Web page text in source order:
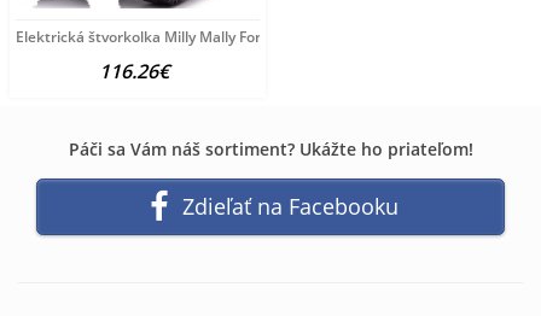
Elektrická štvorkolka Milly Mally Ford F-150 Raptor white
116.26€
Páči sa Vám náš sortiment? Ukážte ho priateľom!
Zdieľať na Facebooku